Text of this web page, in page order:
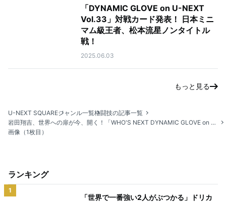
「DYNAMIC GLOVE on U-NEXT
Vol.33」対戦カード発表！ 日本ミニ
マム級王者、松本流星ノンタイトル
戦！
2025.06.03
もっと見る
U-NEXT SQUAREジャンル一覧格闘技の記事一覧
岩田翔吉、世界への扉が今、開く！「WHO'S NEXT DYNAMIC GLOVE on U-NEXT Vol.19」観戦レポート！
画像（1枚目）
ランキング
1
「世界で一番強い2人がぶつかる」ドリカ